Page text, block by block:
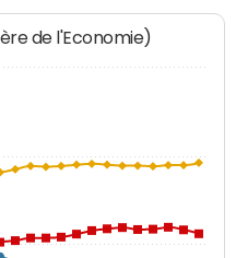
de l'Economie)